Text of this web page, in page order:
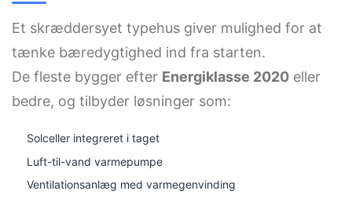
Et skræddersyet typehus giver mulighed for at
tænke bæredygtighed ind fra starten.
De fleste bygger efter Energiklasse 2020 eller
bedre, og tilbyder løsninger som:
Solceller integreret i taget
Luft-til-vand varmepumpe
Ventilationsanlæg med varmegenvinding